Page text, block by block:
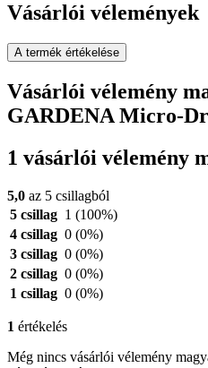
Vásárlói vélemények
A termék értékelése
Vásárlói vélemény
GARDENA Micro-
1 vásárlói vélemény
5,0 az 5 csillagból
5 csillag 1 (100%)
4 csillag 0 (0%)
3 csillag 0 (0%)
2 csillag 0 (0%)
1 csillag 0 (0%)
1 értékelés
Még nincs vásárlói vélemény